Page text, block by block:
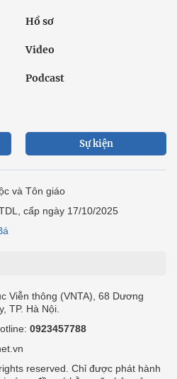
Hồ sơ
Video
Podcast
Sự kiện
và Tôn giáo
cấp ngày 17/10/2025
Viễn thông (VNTA), 68 Dương
TP. Hà Nội.
0923457788
reserved. Chỉ được phát hành